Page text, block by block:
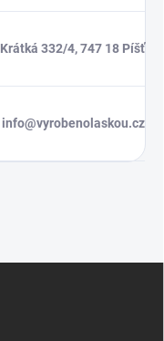
Krátká 332/4, 747 18 Píšť
info@vyrobenolaskou.cz